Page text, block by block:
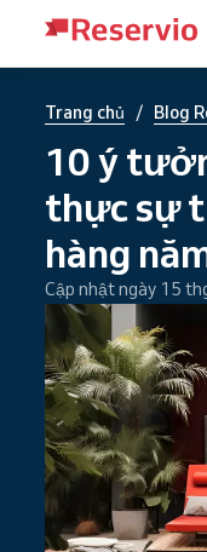
Trang chủ / Blog
10 ý
thực sự
hàng
Cập nhật ngày 15